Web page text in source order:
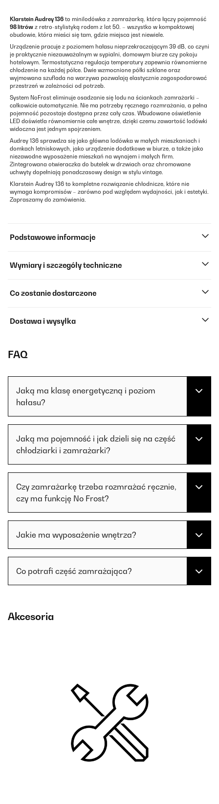
Klarstein Audrey 136 to minilodówka z zamrażarką, która łączy pojemność
98 litrów z retro-stylistyką rodem z lat 50. – wszystko w kompaktowej
obudowie, która mieści się tam, gdzie miejsca jest niewiele.
Urządzenie pracuje z poziomem hałasu nieprzekraczającym 39 dB, co czyni
je praktycznie niezauważalnym w sypialni, domowym biurze czy pokoju
hotelowym. Termostatyczna regulacja temperatury zapewnia równomierne
chłodzenie na każdej półce. Dwie wzmocnione półki szklane oraz
wyjmowana szuflada na warzywa pozwalają elastycznie zagospodarować
przestrzeń w zależności od potrzeb.
System NoFrost eliminuje osadzanie się lodu na ściankach zamrażarki –
całkowicie automatycznie. Nie ma potrzeby ręcznego rozmrażania, a pełna
pojemność pozostaje dostępna przez cały czas. Wbudowane oświetlenie
LED doświetla równomiernie całe wnętrze, dzięki czemu zawartość lodówki
widoczna jest jednym spojrzeniem.
Audrey 136 sprawdza się jako główna lodówka w małych mieszkaniach i
domkach letniskowych, jako urządzenie dodatkowe w biurze, a także jako
niezawodne wyposażenie mieszkań na wynajem i małych firm.
Zintegrowana otwieraczka do butelek w drzwiach oraz chromowane
uchwyty dopełniają ponadczasowy design w stylu vintage.
Klarstein Audrey 136 to kompletne rozwiązanie chłodnicze, które nie
wymaga kompromisów – zarówno pod względem wydajności, jak i estetyki.
Zapraszamy do zamówienia.
Podstawowe informacje
Wymiary i szczegóły techniczne
Co zostanie dostarczone
Dostawa i wysyłka
FAQ
Jaką ma klasę energetyczną i poziom
hałasu?
Jaką ma pojemność i jak dzieli się na część
chłodziarki i zamrażarki?
Czy zamrażarkę trzeba rozmrażać ręcznie,
czy ma funkcję No Frost?
Jakie ma wyposażenie wnętrza?
Co potrafi część zamrażająca?
Akcesoria